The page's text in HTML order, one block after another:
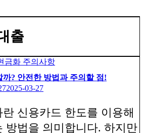
출
? 안전한 방법과 주의할 점!
2025-03-27
신용카드 한도를 이용해
방법을 의미합니다. 하지만